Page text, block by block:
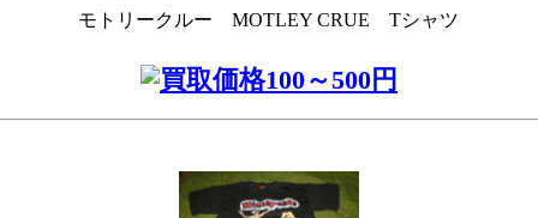
モトリークルー MOTLEY CRUE Tシャツ